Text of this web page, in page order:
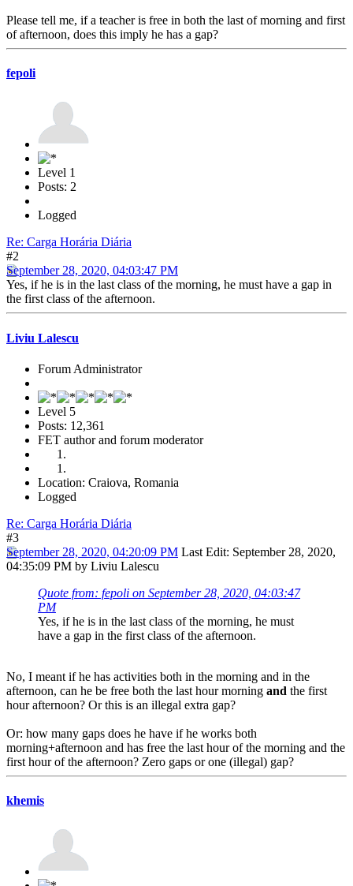
Please tell me, if a teacher is free in both the last of morning and first
of afternoon, does this imply he has a gap?
fepoli
Level 1
Posts: 2
Logged
Re: Carga Horária Diária
#2
September 28, 2020, 04:03:47 PM
Yes, if he is in the last class of the morning, he must have a gap in
the first class of the afternoon.
Liviu Lalescu
Forum Administrator
Level 5
Posts: 12,361
FET author and forum moderator
Location: Craiova, Romania
Logged
Re: Carga Horária Diária
#3
September 28, 2020, 04:20:09 PM Last Edit: September 28, 2020,
04:35:09 PM by Liviu Lalescu
Quote from: fepoli on September 28, 2020, 04:03:47
PM
Yes, if he is in the last class of the morning, he must
have a gap in the first class of the afternoon.
No, I meant if he has activities both in the morning and in the
afternoon, can he be free both the last hour morning and the first
hour afternoon? Or this is an illegal extra gap?
Or: how many gaps does he have if he works both
morning+afternoon and has free the last hour of the morning and the
first hour of the afternoon? Zero gaps or one (illegal) gap?
khemis